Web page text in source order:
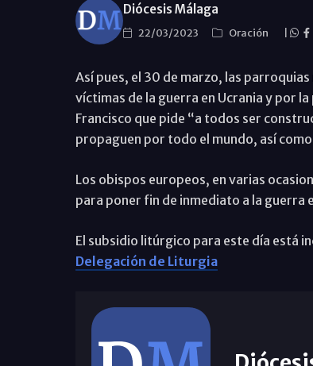
Diócesis Málaga
22/03/2023 Oración
Así pues, el 30 de marzo, las
víctimas de la guerra en Ucrania y por
Francisco que pide “a todos ser
propaguen por todo el mundo, así
Los obispos europeos, en varias
para poner fin de inmediato a la guerra
El subsidio litúrgico para este día está
Delegación de Liturgia